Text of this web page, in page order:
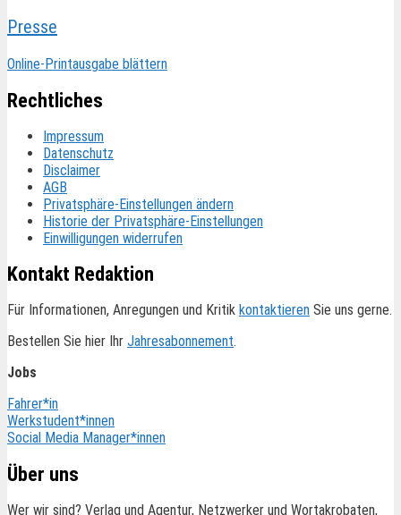
Presse
Online-Printausgabe blättern
Rechtliches
Impressum
Datenschutz
Disclaimer
AGB
Privatsphäre-Einstellungen ändern
Historie der Privatsphäre-Einstellungen
Einwilligungen widerrufen
Kontakt Redaktion
Für Informationen, Anregungen und Kritik kontaktieren Sie uns gerne.
Bestellen Sie hier Ihr Jahresabonnement.
Jobs
Fahrer*in
Werkstudent*innen
Social Media Manager*innen
Über uns
Wer wir sind? Verlag und Agentur, Netzwerker und Wortakrobaten,